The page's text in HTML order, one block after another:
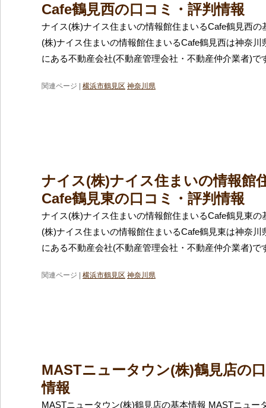
Cafe鶴見西の口コミ・評判情報
ナイス(株)ナイス住まいの情報館住まいるCafe鶴見西の
(株)ナイス住まいの情報館住まいるCafe鶴見西は神奈川
にある不動産会社(不動産管理会社・不動産仲介業者)で
関連ページ | 横浜市鶴見区 神奈川県
ナイス(株)ナイス住まいの情報館
Cafe鶴見東の口コミ・評判情報
ナイス(株)ナイス住まいの情報館住まいるCafe鶴見東の
(株)ナイス住まいの情報館住まいるCafe鶴見東は神奈川
にある不動産会社(不動産管理会社・不動産仲介業者)で
関連ページ | 横浜市鶴見区 神奈川県
MASTニュータウン(株)鶴見店の
情報
MASTニュータウン(株)鶴見店の基本情報 MASTニュー